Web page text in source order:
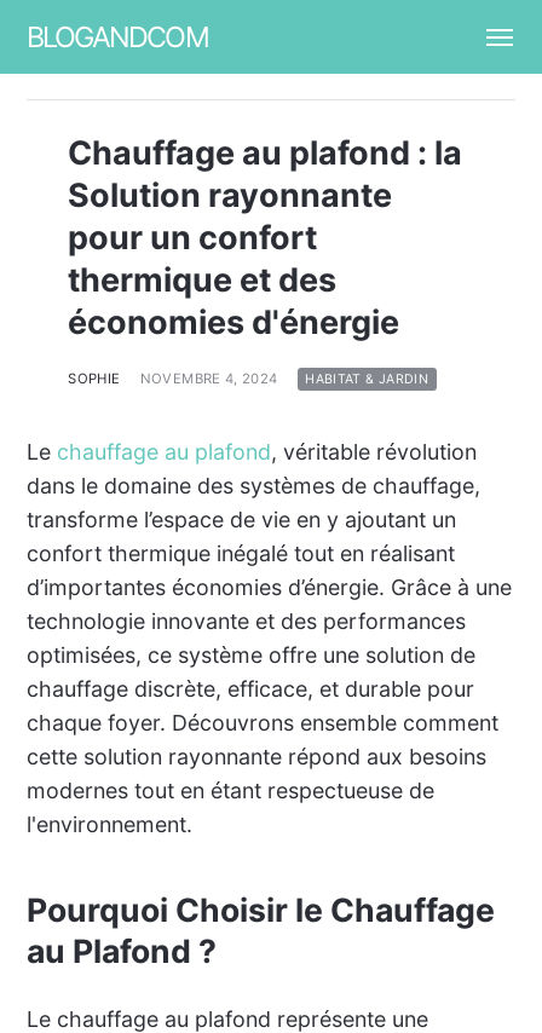
BLOGANDCOM
Chauffage au plafond : la
Solution rayonnante
pour un confort
thermique et des
économies d'énergie
SOPHIE NOVEMBRE 4, 2024 HABITAT & JARDIN
Le chauffage au plafond, véritable révolution
dans le domaine des systèmes de chauffage,
transforme l’espace de vie en y ajoutant un
confort thermique inégalé tout en réalisant
d’importantes économies d’énergie. Grâce à une
technologie innovante et des performances
optimisées, ce système offre une solution de
chauffage discrète, efficace, et durable pour
chaque foyer. Découvrons ensemble comment
cette solution rayonnante répond aux besoins
modernes tout en étant respectueuse de
l'environnement.
Pourquoi Choisir le Chauffage
au Plafond ?
Le chauffage au plafond représente une